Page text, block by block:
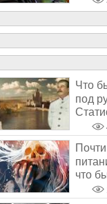
Что
под
что
и